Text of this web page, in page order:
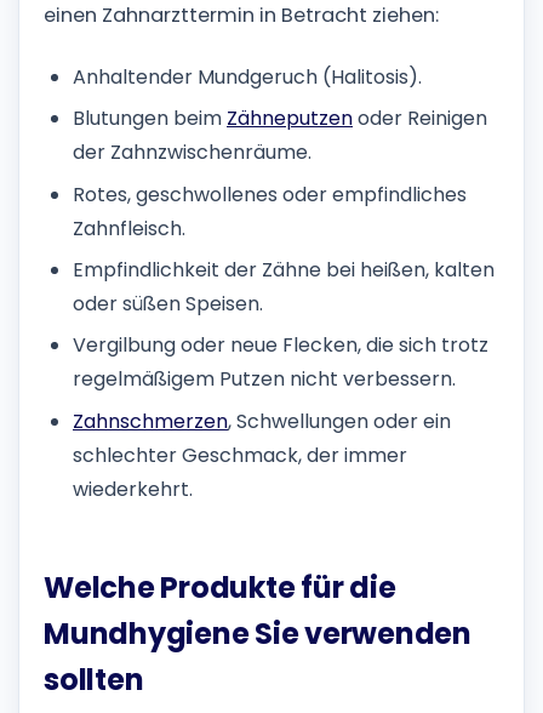
einen Zahnarzttermin in Betracht ziehen:
Anhaltender Mundgeruch (Halitosis).
Blutungen beim Zähneputzenoder Reinigen
der Zahnzwischenräume.
Rotes, geschwollenes oder empfindliches
Zahnfleisch.
Empfindlichkeit der Zähne bei heißen, kalten
oder süßen Speisen.
Vergilbung oder neue Flecken, die sich trotz
regelmäßigem Putzen nicht verbessern.
Zahnschmerzen, Schwellungen oder ein
schlechter Geschmack, der immer
wiederkehrt.
Welche Produkte für die
Mundhygiene Sie verwenden
sollten